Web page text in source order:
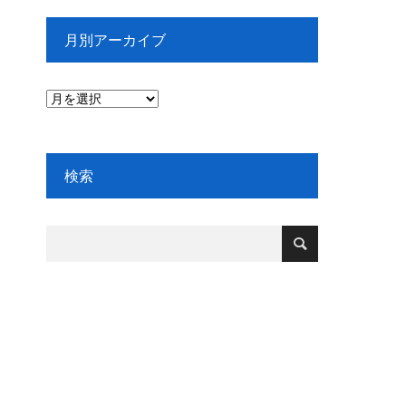
月別アーカイブ
検索